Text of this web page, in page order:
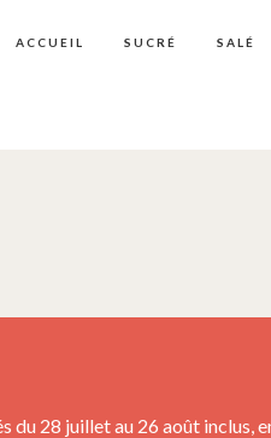
ACCUEIL SUCRÉ SALÉ
du 28 juillet au 26 août inclus,